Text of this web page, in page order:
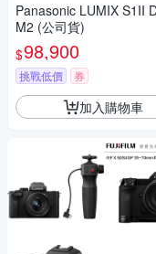
Panasonic LUMIX S1II
M2 (公司貨)
$98,900
挑戰低價 券
加入購物車